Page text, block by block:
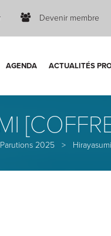
Devenir membre
AGENDA ACTUALITÉS
Parutions 2025 >